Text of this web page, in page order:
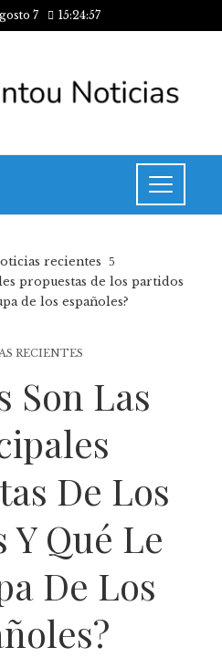
7 15:24:57
recientes
propuestas de los partidos
de los españoles?
RECIENTES
Son Las
De Los
Qué Le
De Los